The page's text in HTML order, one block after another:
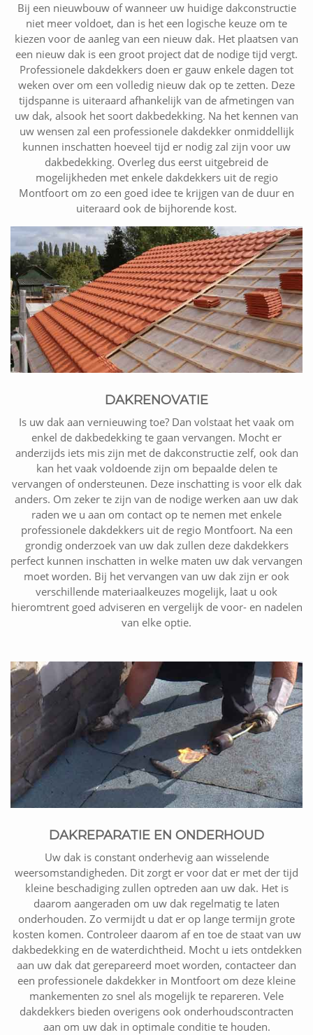
Bij een nieuwbouw of wanneer uw huidige dakconstructie
niet meer voldoet, dan is het een logische keuze om te
kiezen voor de aanleg van een nieuw dak. Het plaatsen van
een nieuw dak is een groot project dat de nodige tijd vergt.
Professionele dakdekkers doen er gauw enkele dagen tot
weken over om een volledig nieuw dak op te zetten. Deze
tijdspanne is uiteraard afhankelijk van de afmetingen van
uw dak, alsook het soort dakbedekking. Na het kennen van
uw wensen zal een professionele dakdekker onmiddellijk
kunnen inschatten hoeveel tijd er nodig zal zijn voor uw
dakbedekking. Overleg dus eerst uitgebreid de
mogelijkheden met enkele dakdekkers uit de regio
Montfoort om zo een goed idee te krijgen van de duur en
uiteraard ook de bijhorende kost.
DAKRENOVATIE
Is uw dak aan vernieuwing toe? Dan volstaat het vaak om
enkel de dakbedekking te gaan vervangen. Mocht er
anderzijds iets mis zijn met de dakconstructie zelf, ook dan
kan het vaak voldoende zijn om bepaalde delen te
vervangen of ondersteunen. Deze inschatting is voor elk dak
anders. Om zeker te zijn van de nodige werken aan uw dak
raden we u aan om contact op te nemen met enkele
professionele dakdekkers uit de regio Montfoort. Na een
grondig onderzoek van uw dak zullen deze dakdekkers
perfect kunnen inschatten in welke maten uw dak vervangen
moet worden. Bij het vervangen van uw dak zijn er ook
verschillende materiaalkeuzes mogelijk, laat u ook
hieromtrent goed adviseren en vergelijk de voor- en nadelen
van elke optie.
DAKREPARATIE EN ONDERHOUD
Uw dak is constant onderhevig aan wisselende
weersomstandigheden. Dit zorgt er voor dat er met der tijd
kleine beschadiging zullen optreden aan uw dak. Het is
daarom aangeraden om uw dak regelmatig te laten
onderhouden. Zo vermijdt u dat er op lange termijn grote
kosten komen. Controleer daarom af en toe de staat van uw
dakbedekking en de waterdichtheid. Mocht u iets ontdekken
aan uw dak dat gerepareerd moet worden, contacteer dan
een professionele dakdekker in Montfoort om deze kleine
mankementen zo snel als mogelijk te repareren. Vele
dakdekkers bieden overigens ook onderhoudscontracten
aan om uw dak in optimale conditie te houden.